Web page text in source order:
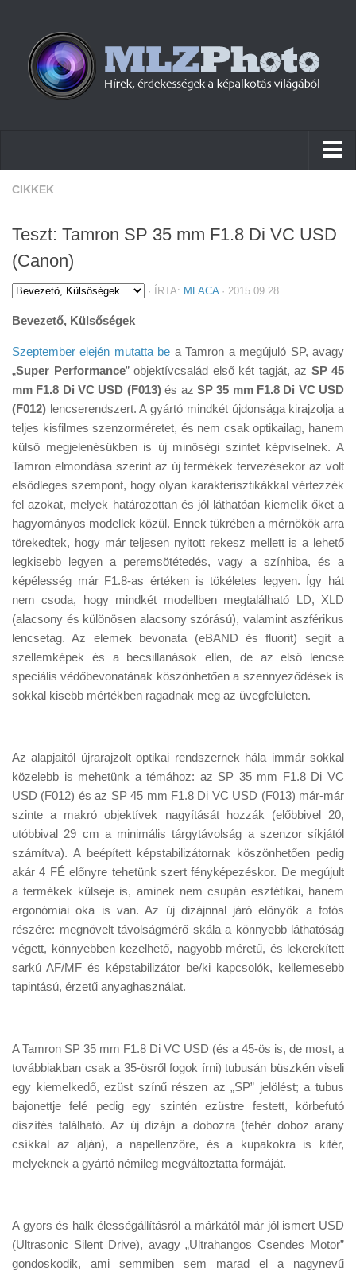
Hírek
Cikkek
Szoftver
Firmware
Tanácsok
Érdekességek
Helyszíni Riport
E-BB
CIKKEK
Teszt: Tamron SP 35 mm F1.8 Di VC USD
(Canon)
· ÍRTA: MLACA· 2015.09.28
Bevezető, Külsőségek
Szeptember elején mutatta be a Tamron a megújuló SP, avagy
„Super Performance” objektívcsalád első két tagját, az SP 45
mm F1.8 Di VC USD (F013)és az SP 35 mm F1.8 Di VC USD
(F012) lencserendszert. A gyártó mindkét újdonsága kirajzolja a
teljes kisfilmes szenzorméretet, és nem csak optikailag, hanem
külső megjelenésükben is új minőségi szintet képviselnek. A
Tamron elmondása szerint az új termékek tervezésekor az volt
elsődleges szempont, hogy olyan karakterisztikákkal vértezzék
fel azokat, melyek határozottan és jól láthatóan kiemelik őket a
hagyományos modellek közül. Ennek tükrében a mérnökök arra
törekedtek, hogy már teljesen nyitott rekesz mellett is a lehető
legkisebb legyen a peremsötétedés, vagy a színhiba, és a
képélesség már F1.8-as értéken is tökéletes legyen. Így hát
nem csoda, hogy mindkét modellben megtalálható LD, XLD
(alacsony és különösen alacsony szórású), valamint aszférikus
lencsetag. Az elemek bevonata (eBAND és fluorit) segít a
szellemképek és a becsillanások ellen, de az első lencse
speciális védőbevonatának köszönhetően a szennyeződések is
sokkal kisebb mértékben ragadnak meg az üvegfelületen.
Az alapjaitól újrarajzolt optikai rendszernek hála immár sokkal
közelebb is mehetünk a témához: az SP 35 mm F1.8 Di VC
USD (F012) és az SP 45 mm F1.8 Di VC USD (F013) már-már
szinte a makró objektívek nagyítását hozzák (előbbivel 20,
utóbbival 29 cm a minimális tárgytávolság a szenzor síkjától
számítva). A beépített képstabilizátornak köszönhetően pedig
akár 4 FÉ előnyre tehetünk szert fényképezéskor. De megújult
a termékek külseje is, aminek nem csupán esztétikai, hanem
ergonómiai oka is van. Az új dizájnnal járó előnyök a fotós
részére: megnövelt távolságmérő skála a könnyebb láthatóság
végett, könnyebben kezelhető, nagyobb méretű, és lekerekített
sarkú AF/MF és képstabilizátor be/ki kapcsolók, kellemesebb
tapintású, érzetű anyaghasználat.
A Tamron SP 35 mm F1.8 Di VC USD (és a 45-ös is, de most, a
továbbiakban csak a 35-ösről fogok írni) tubusán büszkén viseli
egy kiemelkedő, ezüst színű részen az „SP” jelölést; a tubus
bajonettje felé pedig egy szintén ezüstre festett, körbefutó
díszítés található. Az új dizájn a dobozra (fehér doboz arany
csíkkal az alján), a napellenzőre, és a kupakokra is kitér,
melyeknek a gyártó némileg megváltoztatta formáját.
A gyors és halk élességállításról a márkától már jól ismert USD
(Ultrasonic Silent Drive), avagy „Ultrahangos Csendes Motor”
gondoskodik, ami semmiben sem marad el a nagynevű